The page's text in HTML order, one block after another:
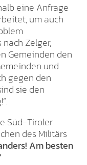
eine Anfrage
um auch
Zelger,
Gemeinden den
und
gegen den
sie den
Süd-Tiroler
des Militärs
Am besten